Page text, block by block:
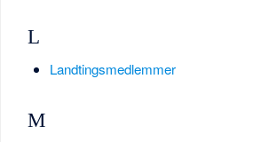
L
Landtingsmedlemmer
M